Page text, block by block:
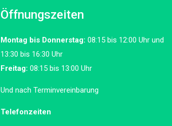
Öffnungszeiten
Montag bis Donnerstag: 08:15 bis 12:00 Uhr und
13:30 bis 16:30 Uhr
Freitag: 08:15 bis 13:00 Uhr
Und nach Terminvereinbarung
Telefonzeiten